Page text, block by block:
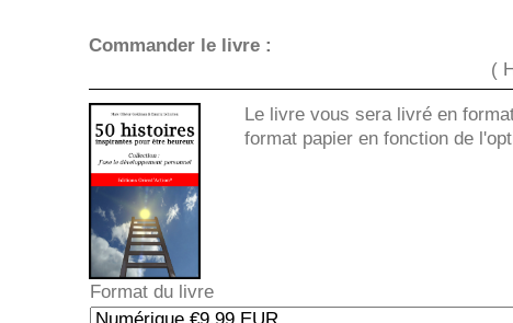
Commander le livre :
(
Le livre vous sera livré en
format papier en fonction de
Format du livre